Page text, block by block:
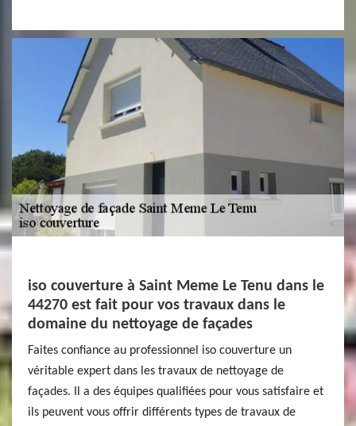
iso couverture à Saint Meme Le Tenu dans le
44270 est fait pour vos travaux dans le
domaine du nettoyage de façades
Faites confiance au professionnel iso couverture un
véritable expert dans les travaux de nettoyage de
façades. Il a des équipes qualifiées pour vous satisfaire et
ils peuvent vous offrir différents types de travaux de